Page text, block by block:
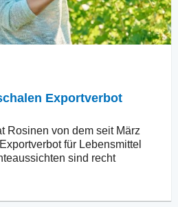
Exportverbot
Rosinen von dem seit März
für Lebensmittel
sind recht